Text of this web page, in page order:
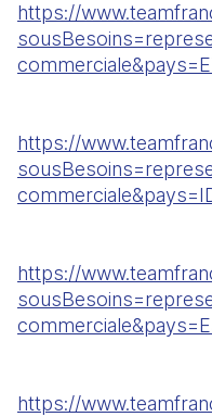
https://
https://
https://
https://